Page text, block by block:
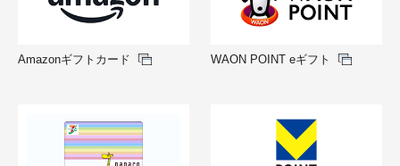
Amazonギフトカード WAON POINT eギフト